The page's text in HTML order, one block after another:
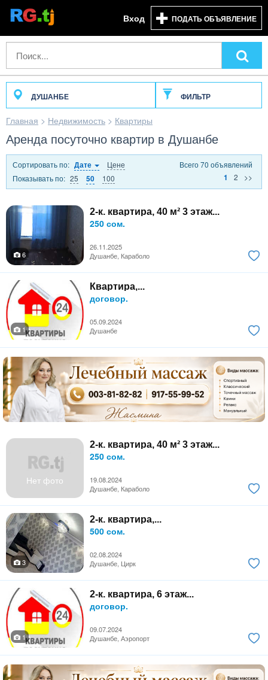
Вход ПОДАТЬ ОБЪЯВЛЕНИЕ
ДУШАНБЕ ФИЛЬТР
Главная > Недвижимость > Квартиры
Аренда посуточно квартир в Душанбе
Сортировать по: Дате
Цене
Показывать по: 25 50 100
Всего 70 объявлений
1
2 >>
2-к. квартира, 40 м² 3 этаж...
250 сом.
26.11.2025
6
Душанбе, Караболо
Квартира,...
договор.
05.09.2024
1
Душанбе
Нет фото
2-к. квартира, 40 м² 3 этаж...
250 сом.
19.08.2024
Душанбе, Караболо
2-к. квартира,...
500 сом.
02.08.2024
3
Душанбе, Цирк
2-к. квартира, 6 этаж...
договор.
09.07.2024
1
Душанбе, Аэропорт